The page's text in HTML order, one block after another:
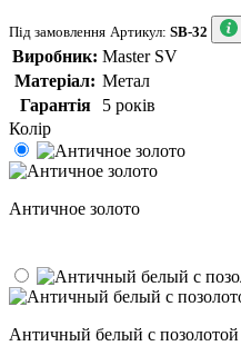
Під замовлення Артикул: SB-32
Виробник: Master SV
Матеріал: Метал
Гарантія
5 років
Колір
Античное золото
Античный белый с позолотой